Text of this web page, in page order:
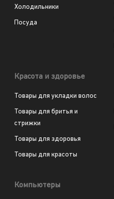
Холодильники
Посуда
Красота и здоровье
Товары для укладки волос
Товары для бритья и
стрижки
Товары для здоровья
Товары для красоты
Компьютеры